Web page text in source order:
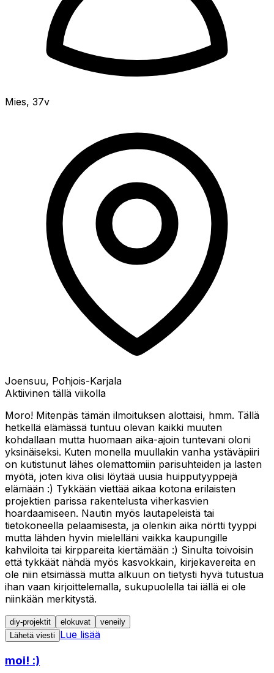
Mies, 37v
Joensuu, Pohjois-Karjala
Aktiivinen tällä viikolla
Moro! Mitenpäs tämän ilmoituksen alottaisi, hmm. Tällä
hetkellä elämässä tuntuu olevan kaikki muuten
kohdallaan mutta huomaan aika-ajoin tuntevani oloni
yksinäiseksi. Kuten monella muullakin vanha ystäväpiiri
on kutistunut lähes olemattomiin parisuhteiden ja lasten
myötä, joten kiva olisi löytää uusia huipputyyppejä
elämään :) Tykkään viettää aikaa kotona erilaisten
projektien parissa rakentelusta viherkasvien
hoardaamiseen. Nautin myös lautapeleistä tai
tietokoneella pelaamisesta, ja olenkin aika nörtti tyyppi
mutta lähden hyvin mielelläni vaikka kaupungille
kahviloita tai kirppareita kiertämään :) Sinulta toivoisin
että tykkäät nähdä myös kasvokkain, kirjekavereita en
ole niin etsimässä mutta alkuun on tietysti hyvä tutustua
ihan vaan kirjoittelemalla, sukupuolella tai iällä ei ole
niinkään merkitystä.
diy-projektit elokuvat
veneily
Lähetä viesti
Lue lisää
moi! :)